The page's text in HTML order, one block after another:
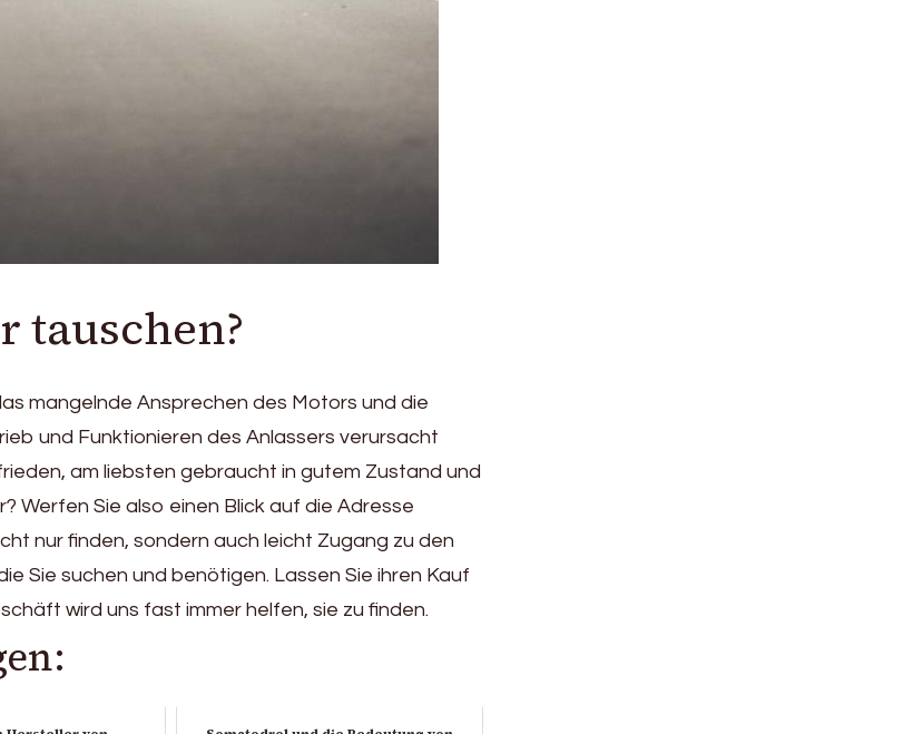
tauschen?
mangelnde Ansprechen des Motors und die
und Funktionieren des Anlassers verursacht
am liebsten gebraucht in gutem Zustand und
Werfen Sie also einen Blick auf die Adresse
nur finden, sondern auch leicht Zugang zu den
Sie suchen und benötigen. Lassen Sie ihren Kauf
wird uns fast immer helfen, sie zu finden.